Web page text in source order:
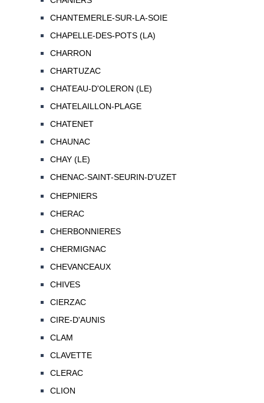
CHANTEMERLE-SUR-LA-SOIE
CHAPELLE-DES-POTS (LA)
CHARRON
CHARTUZAC
CHATEAU-D'OLERON (LE)
CHATELAILLON-PLAGE
CHATENET
CHAUNAC
CHAY (LE)
CHENAC-SAINT-SEURIN-D'UZET
CHEPNIERS
CHERAC
CHERBONNIERES
CHERMIGNAC
CHEVANCEAUX
CHIVES
CIERZAC
CIRE-D'AUNIS
CLAM
CLAVETTE
CLERAC
CLION